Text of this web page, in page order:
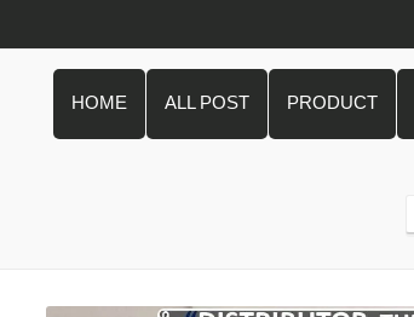
HOME ALL POST PRODUCT